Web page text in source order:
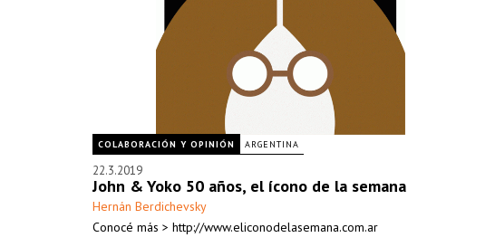
COLABORACIÓN Y OPINIÓN ARGENTINA
22.3.2019
John & Yoko 50 años, el ícono de la semana
Hernán Berdichevsky
Conocé más > http://www.eliconodelasemana.com.ar